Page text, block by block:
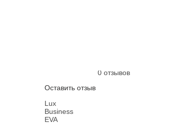
0 отзывов
Оставить отзыв
Lux
Business
EVA